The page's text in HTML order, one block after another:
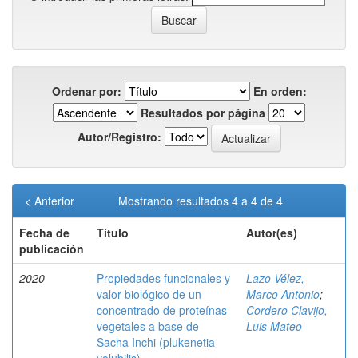
Ordenar por:
En orden:
Resultados por página
Autor/Registro:
Mostrando resultados 4 a 4 de 4
< Anterior
Fecha de
publicación
Título Autor(es)
2020
Propiedades funcionales y
valor biológico de un
concentrado de proteínas
vegetales a base de
Sacha Inchi (plukenetia
Lazo Vélez,
Marco Antonio;
Cordero Clavijo,
Luis Mateo